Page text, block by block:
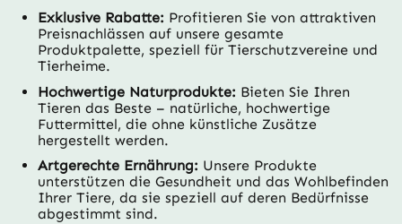
Exklusive Rabatte: Profitieren Sie von attraktiven
Preisnachlässen auf unsere gesamte
Produktpalette, speziell für Tierschutzvereine und
Tierheime.
Hochwertige Naturprodukte: Bieten Sie Ihren
Tieren das Beste – natürliche, hochwertige
Futtermittel, die ohne künstliche Zusätze
hergestellt werden.
Artgerechte Ernährung: Unsere Produkte
unterstützen die Gesundheit und das Wohlbefinden
Ihrer Tiere, da sie speziell auf deren Bedürfnisse
abgestimmt sind.